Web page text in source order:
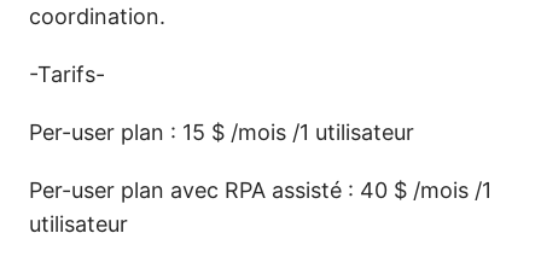
coordination.
-Tarifs-
Per-user plan : 15 $ /mois /1 utilisateur
Per-user plan avec RPA assisté : 40 $ /mois /1
utilisateur